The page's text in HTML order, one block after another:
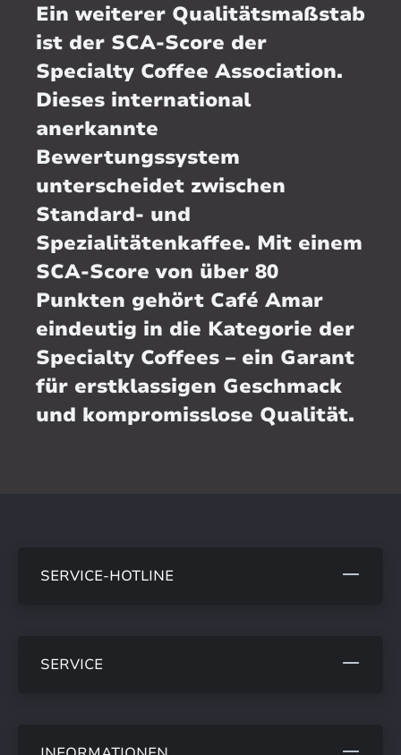
Ein weiterer Qualitätsmaßstab
ist der SCA-Score der
Specialty Coffee Association.
Dieses international
anerkannte
Bewertungssystem
unterscheidet zwischen
Standard- und
Spezialitätenkaffee. Mit einem
SCA-Score von über 80
Punkten gehört Café Amar
eindeutig in die Kategorie der
Specialty Coffees – ein Garant
für erstklassigen Geschmack
und kompromisslose Qualität.
SERVICE-HOTLINE
SERVICE